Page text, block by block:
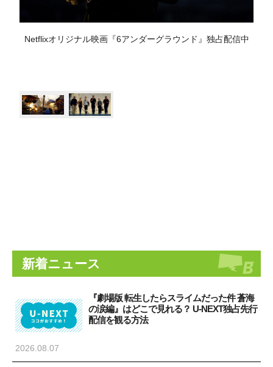
Netflixオリジナル映画『6アンダーグラウンド』独占配信中
新着ニュース
『劇場版 転生したらスライムだった件 蒼海
の涙編』はどこで見れる？ U-NEXT独占先行
配信を観る方法
2026.08.07